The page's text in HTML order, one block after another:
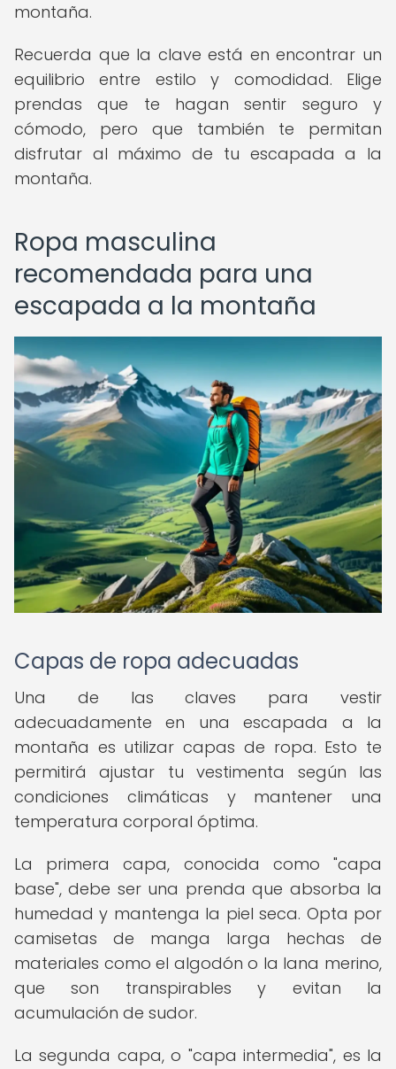
montaña.
Recuerda que la clave está en encontrar un
equilibrio entre estilo y comodidad. Elige
prendas que te hagan sentir seguro y
cómodo, pero que también te permitan
disfrutar al máximo de tu escapada a la
montaña.
Ropa masculina
recomendada para una
escapada a la montaña
Capas de ropa adecuadas
Una de las claves para vestir
adecuadamente en una escapada a la
montaña es utilizar capas de ropa. Esto te
permitirá ajustar tu vestimenta según las
condiciones climáticas y mantener una
temperatura corporal óptima.
La primera capa, conocida como "capa
base", debe ser una prenda que absorba la
humedad y mantenga la piel seca. Opta por
camisetas de manga larga hechas de
materiales como el algodón o la lana merino,
que son transpirables y evitan la
acumulación de sudor.
La segunda capa, o "capa intermedia", es la